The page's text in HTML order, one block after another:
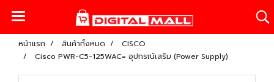
หน้าแรก สินค้าทั้งหมด
CISCO
Cisco PWR-C5-125WAC= อุปกรณ์เสริม (Power Supply)